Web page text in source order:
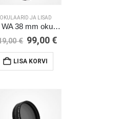
€.
OKULAARID JA LISAD
TS WA 38 mm okulaar
€ Algne
hind
oli:
119,00 €.
99,00 €Current
LISA KORVI